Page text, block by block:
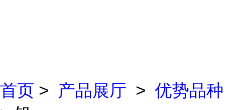
首页 > 产品展厅 > 优势品种